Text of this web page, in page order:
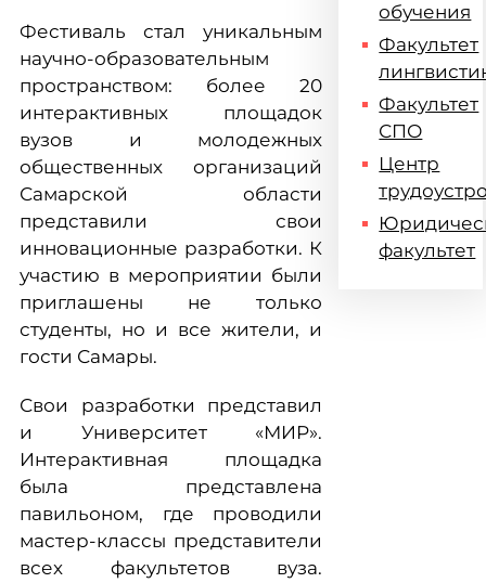
Фестиваль стал уникальным
научно-образовательным
пространством: более 20
интерактивных площадок
вузов и молодежных
общественных организаций
Самарской области
представили свои
инновационные разработки. К
участию в мероприятии были
приглашены не только
студенты, но и все жители, и
гости Самары.
Свои разработки представил
и Университет «МИР».
Интерактивная площадка
была представлена
павильоном, где проводили
мастер-классы представители
всех факультетов вуза.
обучения
Факультет
Факультет
СПО
Центр
факультет